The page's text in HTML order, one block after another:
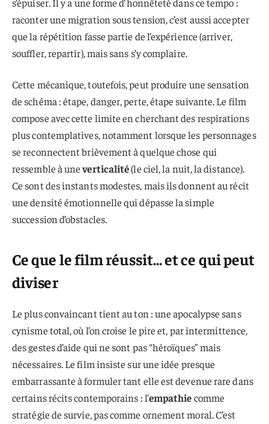
raconter une migration sous tension, c’est aussi accepter
que la répétition fasse partie de l’expérience (arriver,
souffler, repartir), mais sans s’y complaire.
Cette mécanique, toutefois, peut produire une sensation
de schéma : étape, danger, perte, étape suivante. Le film
compose avec cette limite en cherchant des respirations
plus contemplatives, notamment lorsque les personnages
se reconnectent brièvement à quelque chose qui
ressemble à uneverticalité(le ciel, la nuit, la distance).
Ce sont des instants modestes, mais ils donnent au récit
une densité émotionnelle qui dépasse la simple
succession d’obstacles.
Ce que le film réussit… et ce qui peut
diviser
Le plus convaincant tient au ton : une apocalypse sans
cynisme total, où l’on croise le pire et, par intermittence,
des gestes d’aide qui ne sont pas “héroïques” mais
nécessaires. Le film insiste sur une idée presque
embarrassante à formuler tant elle est devenue rare dans
certains récits contemporains : l’empathiecomme
stratégie de survie, pas comme ornement moral. C’est